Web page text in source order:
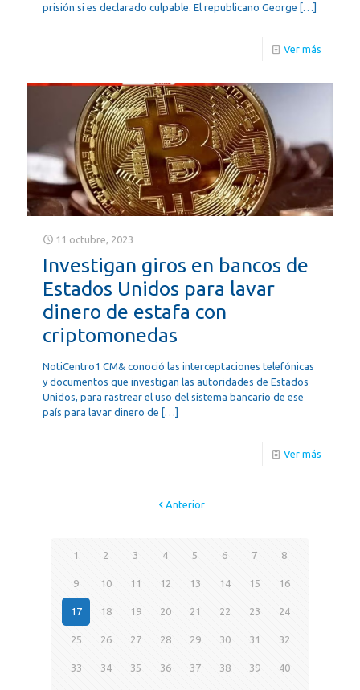
prisión si es declarado culpable. El republicano George […]
Ver más
11 octubre, 2023
Investigan giros en bancos de
Estados Unidos para lavar
dinero de estafa con
criptomonedas
NotiCentro1 CM& conoció las interceptaciones telefónicas
y documentos que investigan las autoridades de Estados
Unidos, para rastrear el uso del sistema bancario de ese
país para lavar dinero de […]
Ver más
Anterior
1 2 3 4 5 6 7 8
9 10 11 12 13 14 15 16
17 18 19 20 21 22 23 24
25 26 27 28 29 30 31 32
33 34 35 36 37 38 39 40